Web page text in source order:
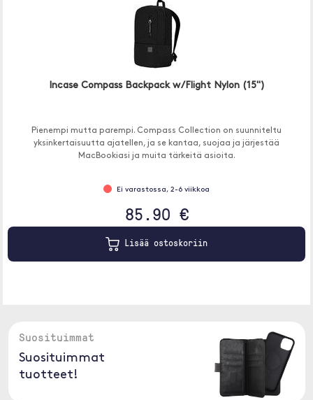
Incase Compass Backpack w/Flight Nylon (15")
Pienempi mutta parempi. Compass Collection on suunniteltu
yksinkertaisuutta ajatellen, ja se kantaa, suojaa ja järjestää
MacBookiasi ja muita tärkeitä asioita.
Ei varastossa, 2-6 viikkoa
85.90 €
Lisää ostoskoriin
Suosituimmat
Suosituimmat
tuotteet!